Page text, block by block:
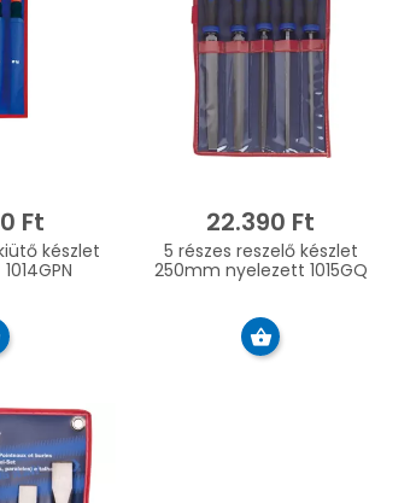
Ft
készlet
22.390 Ft
5 részes reszelő készlet
250mm nyelezett 1015GQ